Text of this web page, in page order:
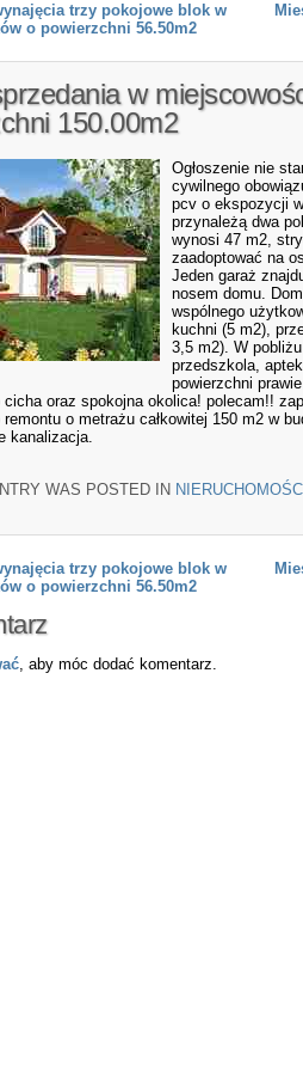
trzy pokojowe blok w
o powierzchni 56.50m2
w
150.00m2
Ogłoszenie nie
cywilnego
pcv o ekspozycji
przynależą dwa
wynosi 47 m2,
zaadoptować na
Jeden garaż
nosem domu.
wspólnego
kuchni (5 m2),
3,5 m2). W
przedszkola,
powierzchni
oraz spokojna okolica! polecam!!
remontu o metrażu całkowitej 150 m2 w
kanalizacja.
WAS POSTED IN NIERUCHOMOŚCI
trzy pokojowe blok w
o powierzchni 56.50m2
, aby móc dodać komentarz.